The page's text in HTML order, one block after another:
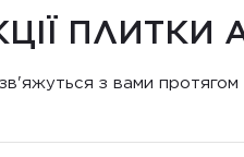
ПЛИТКИ
з вами протягом